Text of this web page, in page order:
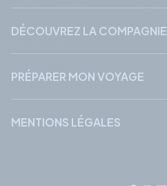
DÉCOUVREZ LA COMPAGNIE
PRÉPARER MON VOYAGE
MENTIONS LÉGALES